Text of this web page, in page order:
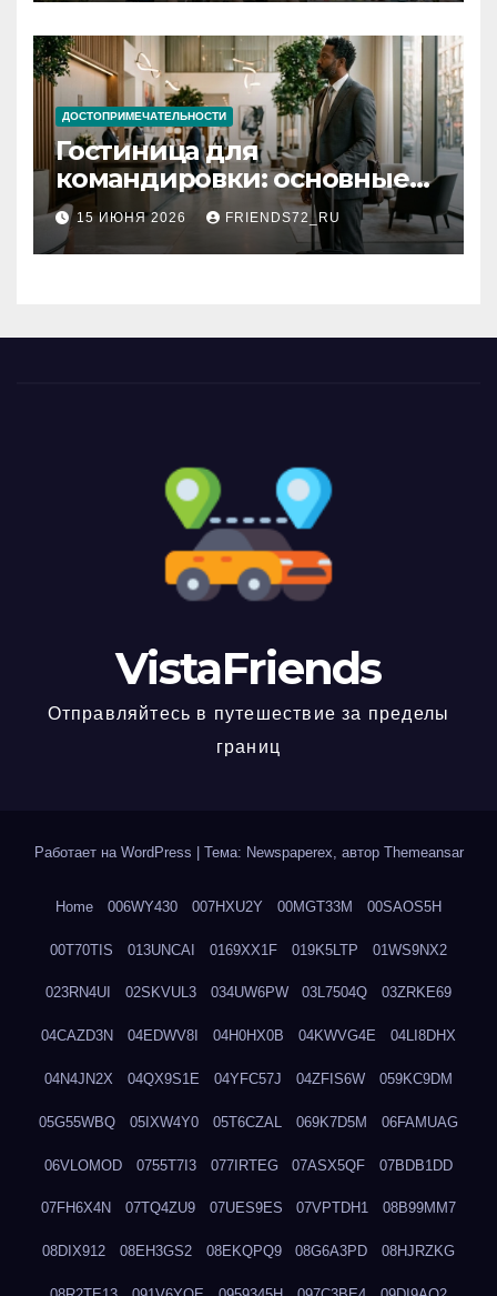
ДОСТОПРИМЕЧАТЕЛЬНОСТИ
Гостиница для
командировки: основные
критерии выбора
15 ИЮНЯ 2026 FRIENDS72_RU
VistaFriends
Отправляйтесь в путешествие за пределы
границ
Работает на WordPress Тема: Newspaperex, автор Themeansar
Home 006WY430 007HXU2Y 00MGT33M 00SAOS5H
00T70TIS 013UNCAI 0169XX1F 019K5LTP 01WS9NX2
023RN4UI 02SKVUL3 034UW6PW 03L7504Q 03ZRKE69
04CAZD3N 04EDWV8I 04H0HX0B 04KWVG4E 04LI8DHX
04N4JN2X 04QX9S1E 04YFC57J 04ZFIS6W 059KC9DM
05G55WBQ 05IXW4Y0 05T6CZAL 069K7D5M 06FAMUAG
06VLOMOD 0755T7I3 077IRTEG 07ASX5QF 07BDB1DD
07FH6X4N 07TQ4ZU9 07UES9ES 07VPTDH1 08B99MM7
08DIX912 08EH3GS2 08EKQPQ9 08G6A3PD 08HJRZKG